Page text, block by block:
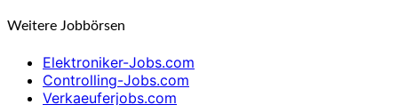
Weitere Jobbörsen
Elektroniker-Jobs.com
Controlling-Jobs.com
Verkaeuferjobs.com